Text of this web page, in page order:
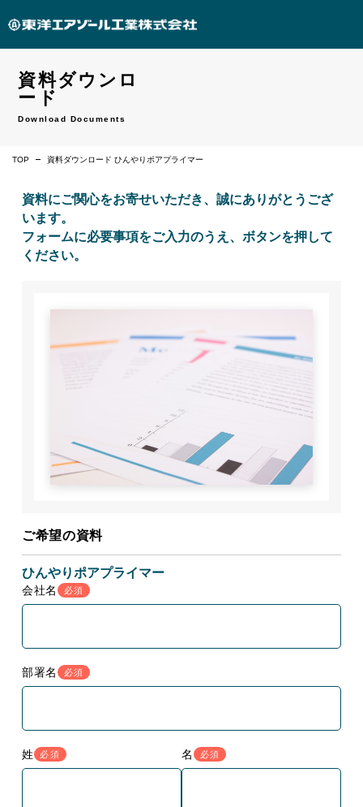
資料ダウンロ
ード
Download Documents
TOP 資料ダウンロード ひんやりポアプライマー
資料にご関心をお寄せいただき、誠にありがとうござ
います。
フォームに必要事項をご入力のうえ、ボタンを押して
ください。
ご希望の資料
ひんやりポアプライマー
会社名 必須
部署名 必須
姓 必須 名 必須